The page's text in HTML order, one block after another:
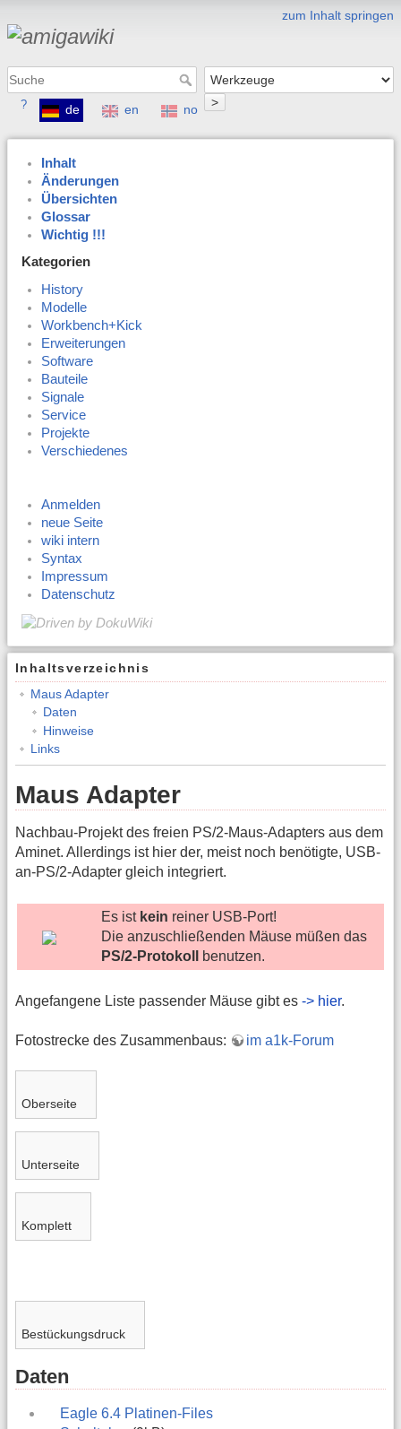
zum Inhalt springen
>
? de en no
Inhalt
Änderungen
Übersichten
Glossar
Wichtig !!!
Kategorien
History
Modelle
Workbench+Kick
Erweiterungen
Software
Bauteile
Signale
Service
Projekte
Verschiedenes
Anmelden
neue Seite
wiki intern
Syntax
Impressum
Datenschutz
Inhaltsverzeichnis
Maus Adapter
Daten
Hinweise
Links
Maus Adapter
Nachbau-Projekt des freien PS/2-Maus-Adapters aus dem
Aminet. Allerdings ist hier der, meist noch benötigte, USB-
an-PS/2-Adapter gleich integriert.
Es ist kein reiner USB-Port!
Die anzuschließenden Mäuse müßen das
PS/2-Protokoll
benutzen.
Angefangene Liste passender Mäuse gibt es -> hier.
Fotostrecke des Zusammenbaus: im a1k-Forum
Oberseite
Unterseite
Komplett
Bestückungsdruck
Daten
Eagle 6.4 Platinen-Files